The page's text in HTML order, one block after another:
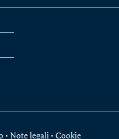
• Note legali • Cookie